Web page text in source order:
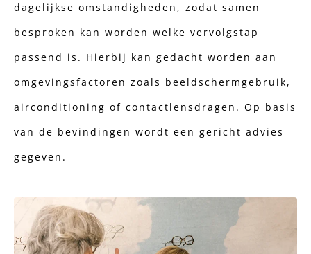
dagelijkse omstandigheden, zodat samen
besproken kan worden welke vervolgstap
passend is. Hierbij kan gedacht worden aan
omgevingsfactoren zoals beeldschermgebruik,
airconditioning of contactlensdragen. Op basis
van de bevindingen wordt een gericht advies
gegeven.